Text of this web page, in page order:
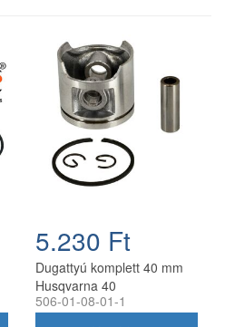
5.230 Ft
Dugattyú komplett 40 mm
Husqvarna 40
láncfűrészhez utángyártott
506-01-08-01-1